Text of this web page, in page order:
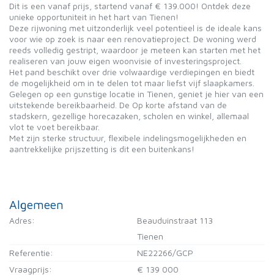
Dit is een vanaf prijs, startend vanaf € 139.000! Ontdek deze
unieke opportuniteit in het hart van Tienen!
Deze rijwoning met uitzonderlijk veel potentieel is de ideale kans
voor wie op zoek is naar een renovatieproject. De woning werd
reeds volledig gestript, waardoor je meteen kan starten met het
realiseren van jouw eigen woonvisie of investeringsproject.
Het pand beschikt over drie volwaardige verdiepingen en biedt
de mogelijkheid om in te delen tot maar liefst vijf slaapkamers.
Gelegen op een gunstige locatie in Tienen, geniet je hier van een
uitstekende bereikbaarheid. De Op korte afstand van de
stadskern, gezellige horecazaken, scholen en winkel, allemaal
vlot te voet bereikbaar.
Met zijn sterke structuur, flexibele indelingsmogelijkheden en
aantrekkelijke prijszetting is dit een buitenkans!
Algemeen
Adres:
Beauduinstraat 113
Tienen
Referentie:
NE22266/GCP
Vraagprijs:
€ 139 000